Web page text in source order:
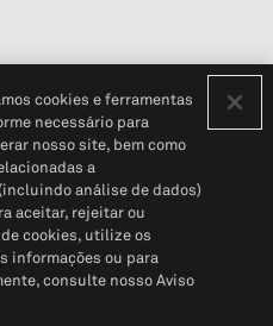
do cliente (em inglês)
© 2026 S&P Global
cookies e ferramentas
necessário para
nosso site, bem como
a
análise de dados)
aceitar, rejeitar ou
cookies, utilize os
informações ou para
consulte nosso Aviso